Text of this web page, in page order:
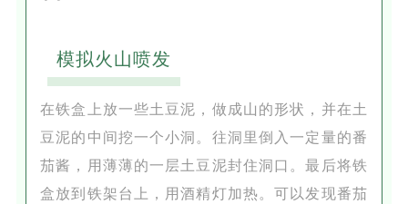
模拟火山喷发
在铁盒上放一些土豆泥，做成山的形状，并在土
豆泥的中间挖一个小洞。往洞里倒入一定量的番
茄酱，用薄薄的一层土豆泥封住洞口。最后将铁
盒放到铁架台上，用酒精灯加热。可以发现番茄